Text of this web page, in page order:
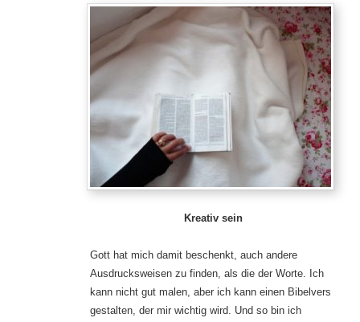
Kreativ sein
Gott hat mich damit beschenkt, auch andere
Ausdrucksweisen zu finden, als die der Worte. Ich
kann nicht gut malen, aber ich kann einen Bibelvers
gestalten, der mir wichtig wird. Und so bin ich